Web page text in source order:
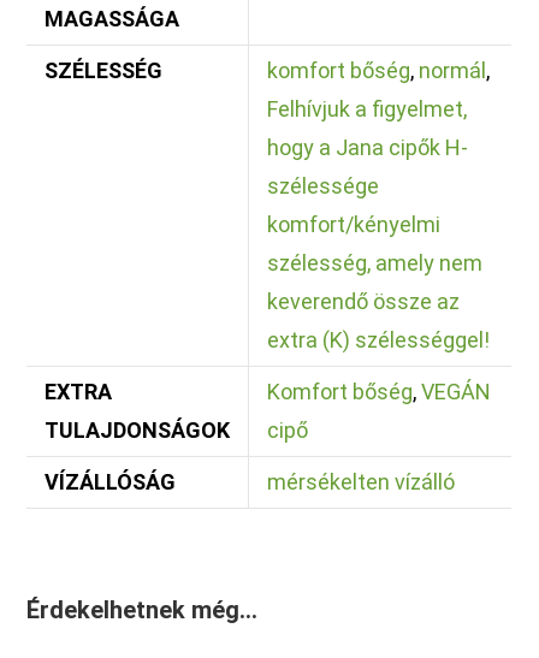
MAGASSÁGA
SZÉLESSÉG komfort bőség, normál,
Felhívjuk a figyelmet,
hogy a Jana cipők H-
szélessége
komfort/kényelmi
szélesség, amely nem
keverendő össze az
extra (K) szélességgel!
EXTRA
TULAJDONSÁGOK
Komfort bőség,VEGÁN
cipő
VÍZÁLLÓSÁG mérsékelten vízálló
Érdekelhetnek még…